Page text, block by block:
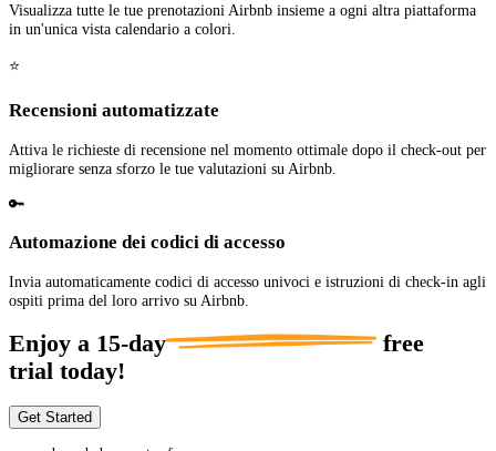
Visualizza tutte le tue prenotazioni Airbnb insieme a ogni altra piattaforma
in un'unica vista calendario a colori.
⭐
Recensioni automatizzate
Attiva le richieste di recensione nel momento ottimale dopo il check-out per
migliorare senza sforzo le tue valutazioni su Airbnb.
🔑
Automazione dei codici di accesso
Invia automaticamente codici di accesso univoci e istruzioni di check-in agli
ospiti prima del loro arrivo su Airbnb.
Enjoy a 15-day
free
trial today!
Get Started